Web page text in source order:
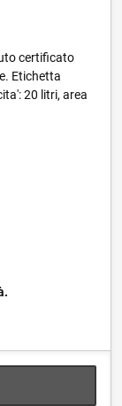
certificato
Etichetta
20 litri, area